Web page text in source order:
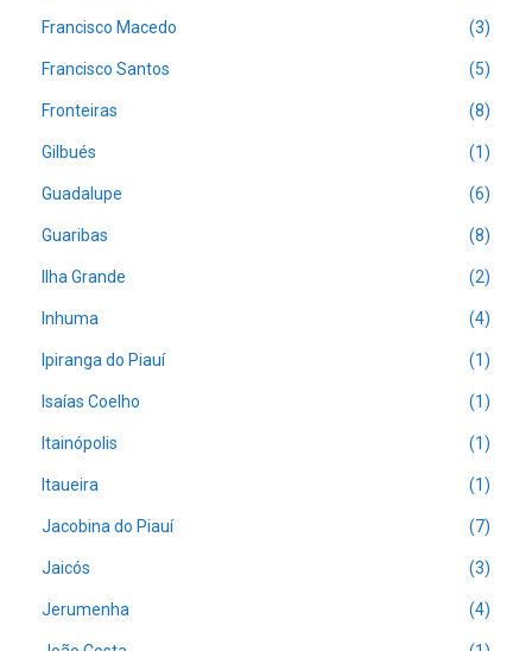
Francisco Macedo (3)
Francisco Santos (5)
Fronteiras (8)
Gilbués (1)
Guadalupe (6)
Guaribas (8)
Ilha Grande (2)
Inhuma (4)
Ipiranga do Piauí (1)
Isaías Coelho (1)
Itainópolis (1)
Itaueira (1)
Jacobina do Piauí (7)
Jaicós (3)
Jerumenha (4)